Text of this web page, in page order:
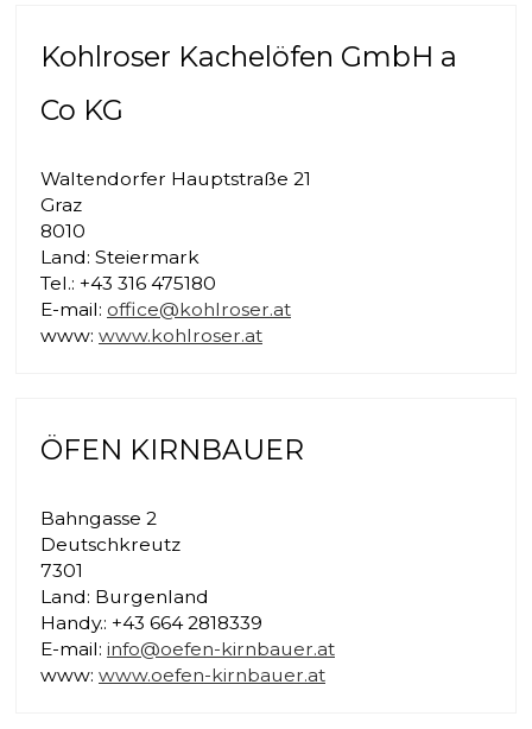
Kohlroser Kachelöfen GmbH a
Co KG
Waltendorfer Hauptstraße 21
Graz
8010
Land: Steiermark
Tel.: +43 316 475180
E-mail: office@kohlroser.at
www: www.kohlroser.at
ÖFEN KIRNBAUER
Bahngasse 2
Deutschkreutz
7301
Land: Burgenland
Handy.: +43 664 2818339
E-mail: info@oefen-kirnbauer.at
www: www.oefen-kirnbauer.at